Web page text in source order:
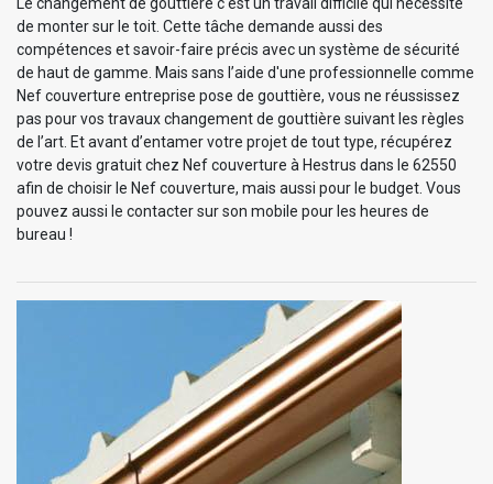
de monter sur le toit. Cette tâche demande aussi des
compétences et savoir-faire précis avec un système de sécurité
de haut de gamme. Mais sans l’aide d'une professionnelle comme
Nef couverture entreprise pose de gouttière, vous ne réussissez
pas pour vos travaux changement de gouttière suivant les règles
de l’art. Et avant d’entamer votre projet de tout type, récupérez
votre devis gratuit chez Nef couverture à Hestrus dans le 62550
afin de choisir le Nef couverture, mais aussi pour le budget. Vous
pouvez aussi le contacter sur son mobile pour les heures de
bureau !